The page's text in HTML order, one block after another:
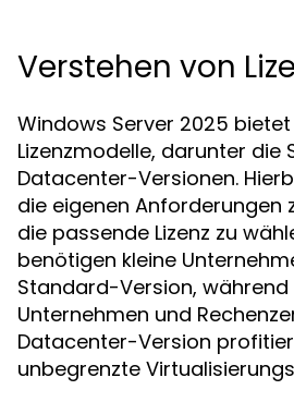
Verstehen von
Windows Server 2025
Lizenzmodelle, darunter die
Datacenter-Versionen.
die eigenen Anforderungen
die passende Lizenz zu
benötigen kleine
Standard-Version,
Unternehmen und
Datacenter-Version
unbegrenzte